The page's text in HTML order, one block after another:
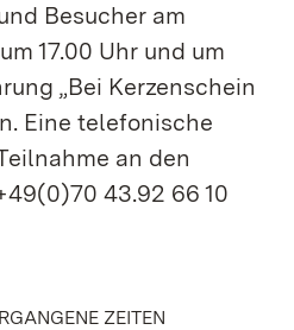
Besucher am
17.00 Uhr und um
„Bei Kerzenschein
Eine telefonische
an den
43.92 66 10
ZEITEN